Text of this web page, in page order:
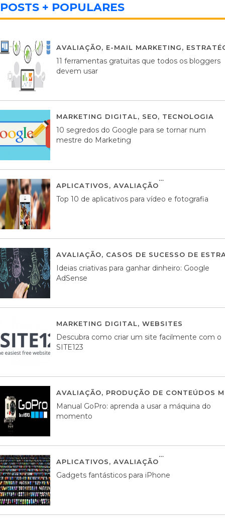
POSTS + POPULARES
AVALIAÇÃO, E-MAIL MARKETING,
11 ferramentas gratuitas que todos os bloggers
devem usar
MARKETING DIGITAL, SEO, TECNOLOGIA
10 segredos do Google para se tornar num
mestre do Marketing
APLICATIVOS, AVALIAÇÃO
Top 10 de aplicativos para vídeo e fotografia
AVALIAÇÃO, CASOS DE SUCESSO DE
Ideias criativas para ganhar dinheiro: Google
AdSense
MARKETING DIGITAL, WEBSITES
Descubra como criar um site facilmente com o
SITE123
AVALIAÇÃO, PRODUÇÃO DE CONTEÚDOS
Manual GoPro: aprenda a usar a máquina do
momento
APLICATIVOS, AVALIAÇÃO
Gadgets fantásticos para iPhone